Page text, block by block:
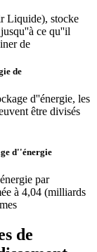
Liquide), stocke
ce qu''il
de
de
d''énergie, les
être divisés
d''énergie
par
à 4,04 (milliards
de